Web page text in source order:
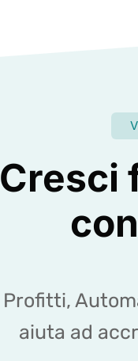
Cresci
Profitti,
aiuta ad